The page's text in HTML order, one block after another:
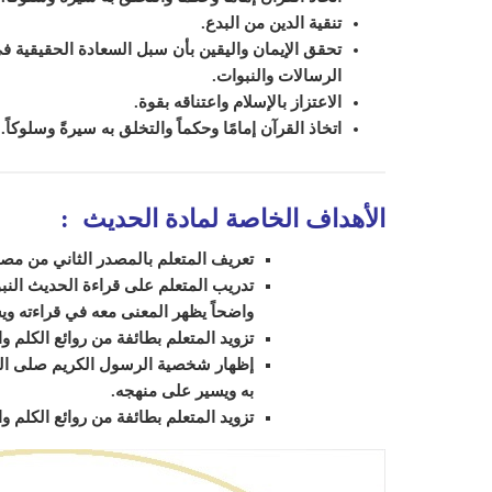
تنقية الدين من البدع.
تحقق الإيمان واليقين بأن سبل السعادة الحقيقية
الرسالات والنبوات.
الاعتزاز بالإسلام واعتناقه بقوة.
اتخاذ القرآن إمامًا وحكماً والتخلق به سيرةً وسلوكاً.
الأهداف الخاصة لمادة الحديث :
تعريف المتعلم بالمصدر الثاني من
تدريب المتعلم على قراءة الحديث
واضحاً يظهر المعنى معه في قراءته
تزويد المتعلم بطائفة من روائع
إظهار شخصية الرسول الكريم صلى
به ويسير على منهجه.
تزويد المتعلم بطائفة من روائع